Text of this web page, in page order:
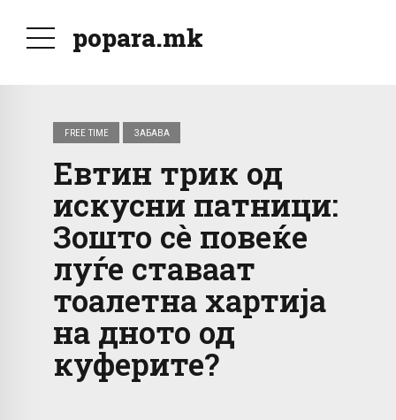
popara.mk
FREE TIME ЗАБАВА
Евтин трик од
искусни патници:
Зошто сè повеќе
луѓе ставаат
тоалетна хартија
на дното од
куферите?